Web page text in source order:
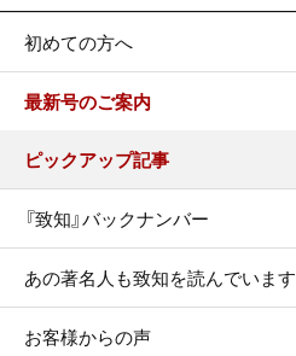
初めての方へ
最新号のご案内
ピックアップ記事
『致知』バックナンバー
あの著名人も致知を読んでいます
お客様からの声